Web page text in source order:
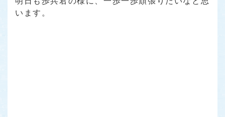
います。